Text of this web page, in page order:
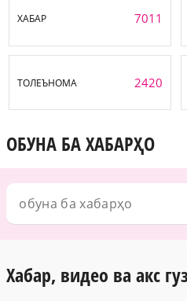
ХАБАР 7011
ТОЛЕЪНОМА 2420
ОБУНА БА ХАБАРҲО
Хабар, видео ва акс